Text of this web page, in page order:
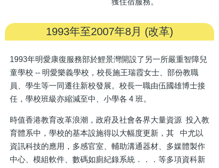
獲住宿服務。
1993年至2007年8月 (改革)
1993年明愛康復服務部於鯉景灣開設了另一所嚴重智障兒
童學校 -- 明愛樂義學校，校長施王瑞霞女士、部份教職
員、學生等一同遷往新校發展。校長一職由伍國雄博士接
任，學校班級亦縮減至中、小學各 4 班。
時值香港教育改革浪潮，政府及社會各界大量資源 投入教
育體系中，學校的基本設施得以大幅度更新，其 中尤以
資訊科技的應用，多感官室、輔助溝通器材、多媒體製作
中心、模組軟件、數碼如廁紀錄系統．．．等多項資科新